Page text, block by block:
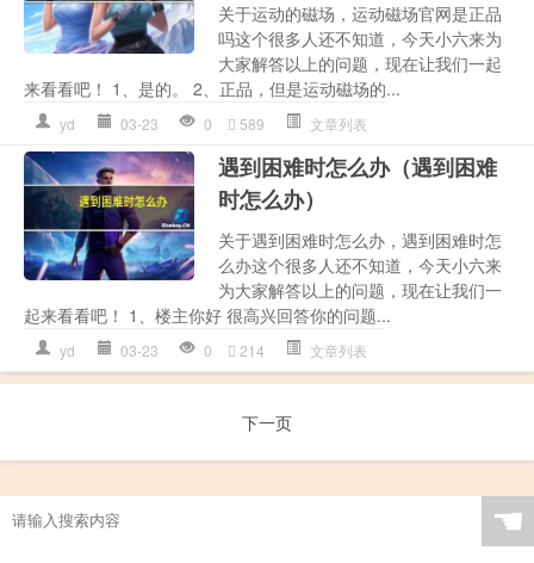
关于运动的磁场，运动磁场官网是正品
吗这个很多人还不知道，今天小六来为
大家解答以上的问题，现在让我们一起
来看看吧！ 1、是的。 2、正品，但是运动磁场的...
yd 03-23 0 589 文章列表
遇到困难时怎么办（遇到困难
时怎么办）
关于遇到困难时怎么办，遇到困难时怎
么办这个很多人还不知道，今天小六来
为大家解答以上的问题，现在让我们一
起来看看吧！ 1、楼主你好 很高兴回答你的问题...
yd 03-23 0 214 文章列表
下一页
☚